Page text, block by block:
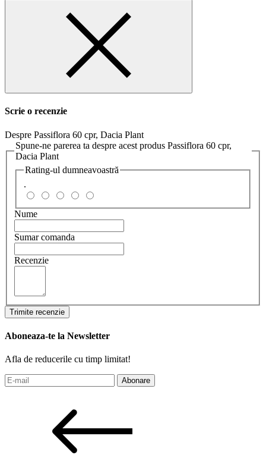
Scrie o recenzie
Despre Passiflora 60 cpr, Dacia Plant
Spune-ne parerea ta despre acest produs Passiflora 60 cpr,
Dacia Plant
Rating-ul dumneavoastră
.
Nume
Sumar comanda
Recenzie
Trimite recenzie
Aboneaza-te la Newsletter
Afla de reducerile cu timp limitat!
Abonare